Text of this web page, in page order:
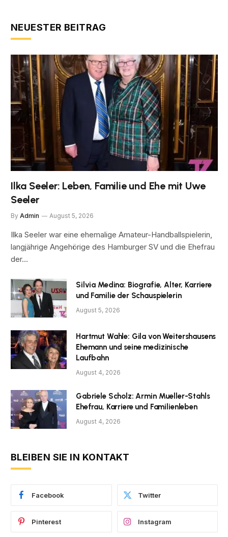
NEUESTER BEITRAG
Ilka Seeler: Leben, Familie und Ehe mit Uwe
Seeler
By Admin August 5, 2026
Ilka Seeler war eine ehemalige Amateur-Handballspielerin,
langjährige Angehörige des Hamburger SV und die Ehefrau
der…
Silvia Medina: Biografie, Alter, Karriere
und Familie der Schauspielerin
August 5, 2026
Hartmut Wahle: Gila von Weitershausens
Ehemann und seine medizinische
Laufbahn
August 4, 2026
Gabriele Scholz: Armin Mueller-Stahls
Ehefrau, Karriere und Familienleben
August 4, 2026
BLEIBEN SIE IN KONTAKT
Facebook Twitter
Pinterest Instagram